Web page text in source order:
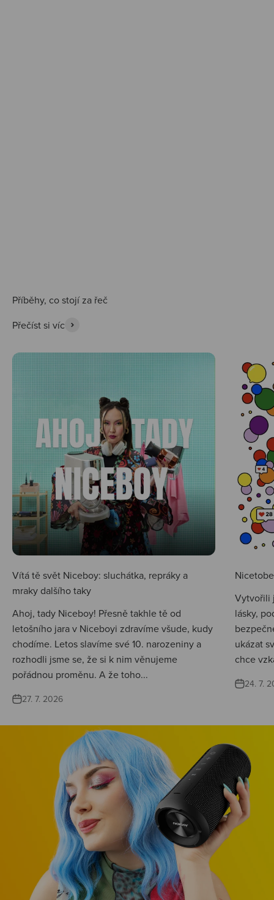
Přečíst si víc
Vítá tě svět Niceboy: sluchátka, repráky a
mraky dalšího taky
Ahoj, tady Niceboy! Přesně takhle tě od
letošního jara v Niceboyi zdravíme všude, kudy
chodíme. Letos slavíme své 10. narozeniny a
rozhodli jsme se, že si k nim věnujeme
pořádnou proměnu. A že toho...
27. 7. 2026
Vytvořili
lásky,
ukázat
chce
24. 7.